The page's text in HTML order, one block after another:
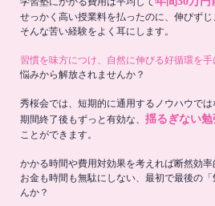
せっかく高い授業料を払ったのに、伸びずじ
そんな苦い経験をよく耳にします。
習慣を味方につけ、自然に伸びる好循環を手
悩みから解放されませんか？
秀桜会では、短期的に通用するノウハウでは
期間終了後もずっと有効な、 揺るぎない
ことができます。
かかる時間や費用対効果を考えれば断然効率
お金も時間も無駄にしない、最初で最後の
んか？